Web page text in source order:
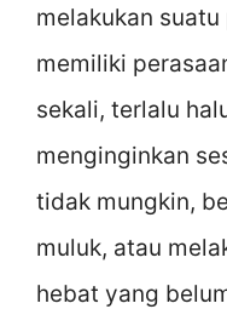
melakukan
memiliki
sekali, terlalu
menginginkan
tidak mungkin,
muluk, atau
hebat yang